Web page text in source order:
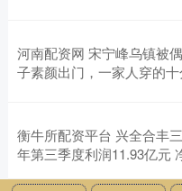
河南配资网 宋宁峰乌镇被
子素颜出门，一家人穿的
衡牛所配资平台 兴全合丰
年第三季度利润11.93亿元